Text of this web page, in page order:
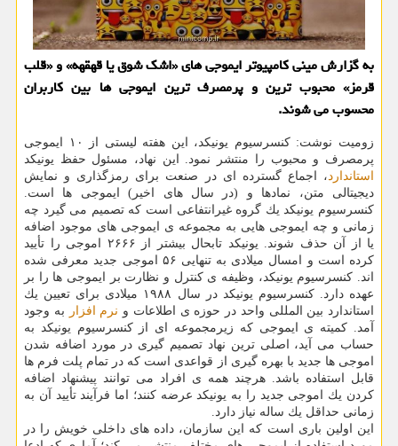
به گزارش مینی كامپیوتر ایموجی های «اشك شوق یا قهقهه» و «قلب
قرمز» محبوب ترین و پرمصرف ترین ایموجی ها بین كاربران
محسوب می شوند.
زومیت نوشت: كنسرسیوم یونیكد، این هفته لیستی از ۱۰ ایموجی
پرمصرف و محبوب را منتشر نمود. این نهاد، مسئول حفظ یونیكد
استاندارد، اجماع گسترده ای در صنعت برای رمزگذاری و نمایش
دیجیتالی متن، نمادها و (در سال های اخیر) ایموجی ها است.
كنسرسیوم یونیكد یك گروه غیرانتفاعی است كه تصمیم می گیرد چه
زمانی و چه ایموجی هایی به مجموعه ی ایموجی های موجود اضافه
یا از آن حذف شوند. یونیكد تابحال بیشتر از ۲۶۶۶ اموجی را تأیید
كرده است و امسال میلادی به تنهایی ۵۶ اموجی جدید معرفی شده
اند. كنسرسیوم یونیكد، وظیفه ی كنترل و نظارت بر ایموجی ها را بر
عهده دارد. كنسرسیوم یونیكد در سال ۱۹۸۸ میلادی برای تعیین یك
استاندارد بین المللی واحد در حوزه ی اطلاعات و نرم افزار
به وجود
آمد. كمیته ی ایموجی كه زیرمجموعه ای از كنسرسیوم یونیكد به
حساب می آید، اصلی ترین نهاد تصمیم گیری در مورد اضافه شدن
اموجی ها جدید با بهره گیری از قواعدی است كه در تمام پلت فرم ها
قابل استفاده باشد. هرچند همه ی افراد می توانند پیشنهاد اضافه
كردن یك اموجی جدید را به یونیكد عرضه كنند؛ اما فرآیند تأیید آن به
زمانی حداقل یك ساله نیاز دارد.
این اولین باری است كه این سازمان، داده های داخلی خویش را در